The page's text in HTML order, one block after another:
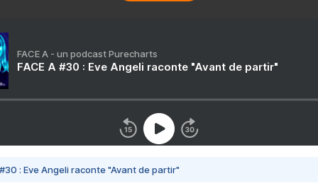
FACE A - un podcast Purecharts
FACE A #30 : Eve Angeli raconte "Avant de partir"
#30 : Eve Angeli raconte "Avant de partir"